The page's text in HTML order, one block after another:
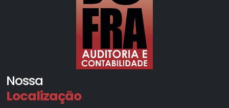
Nossa
Localização